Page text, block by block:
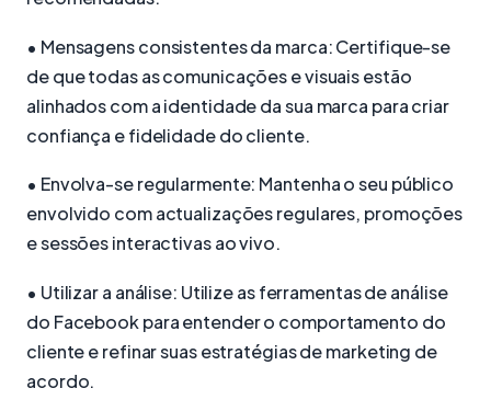
• Mensagens consistentes da marca: Certifique-se
de que todas as comunicações e visuais estão
alinhados com a identidade da sua marca para criar
confiança e fidelidade do cliente.
• Envolva-se regularmente: Mantenha o seu público
envolvido com actualizações regulares, promoções
e sessões interactivas ao vivo.
• Utilizar a análise: Utilize as ferramentas de análise
do Facebook para entender o comportamento do
cliente e refinar suas estratégias de marketing de
acordo.